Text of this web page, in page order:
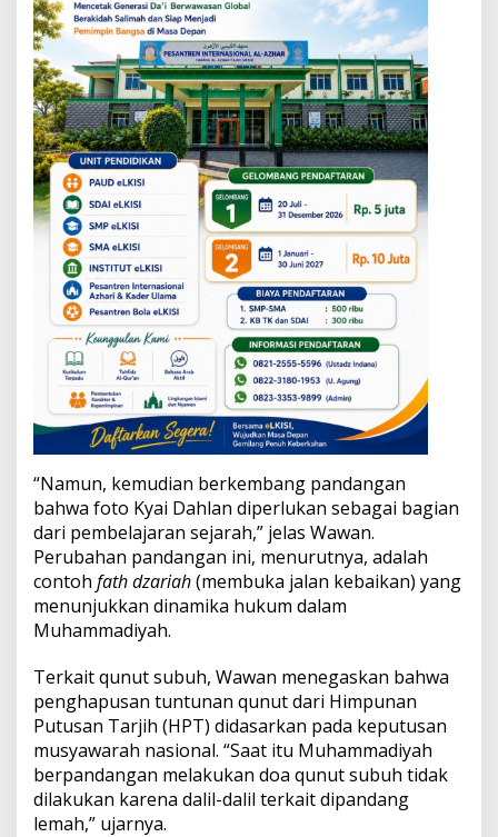
s
u
F
o
t
o
K
H
a
n
,
Q
u
u
t
,
d
a
n
F
a
t
w
a
R
k
k
“Namun, kemudian berkembang pandangan
bahwa foto Kyai Dahlan diperlukan sebagai bagian
dari pembelajaran sejarah,” jelas Wawan.
Perubahan pandangan ini, menurutnya, adalah
contoh fath dzariah(membuka jalan kebaikan) yang
menunjukkan dinamika hukum dalam
Muhammadiyah.
Terkait qunut subuh, Wawan menegaskan bahwa
penghapusan tuntunan qunut dari Himpunan
Putusan Tarjih (HPT) didasarkan pada keputusan
musyawarah nasional. “Saat itu Muhammadiyah
berpandangan melakukan doa qunut subuh tidak
dilakukan karena dalil-dalil terkait dipandang
lemah,” ujarnya.